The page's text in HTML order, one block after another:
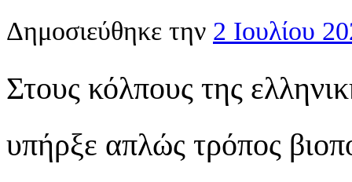
Δημοσιεύθηκε την 2 Ιουλίου
Στους κόλπους της
υπήρξε απλώς τρόπος